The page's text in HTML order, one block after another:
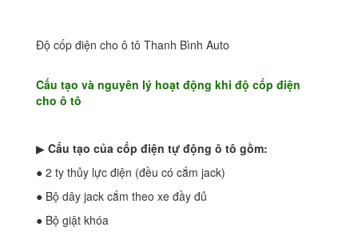
Độ cốp điện cho ô tô Thanh Bình Auto
Cấu tạo và nguyên lý hoạt động khi độ cốp điện
cho ô tô
▶ Cấu tạo của cốp điện tự động ô tô gồm:
● 2 ty thủy lực điện (đều có cắm jack)
● Bộ dây jack cắm theo xe đầy đủ
● Bộ giật khóa